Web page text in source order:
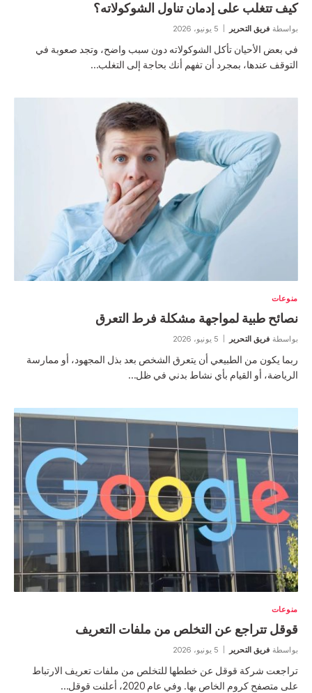
كيف تتغلب على إدمان تناول الشوكولاته؟
بواسطة فريق التحرير 5 يونيو، 2026
في بعض الأحيان تأكل الشوكولاته دون سبب واضح، وتجد صعوبة في
التوقف عندها، بمجرد أن تفهم أنك بحاجة إلى التغلب…
منوعات
نصائح طبية لمواجهة مشكلة فرط التعرق
بواسطة فريق التحرير 5 يونيو، 2026
ربما يكون من الطبيعي أن يتعرق الشخص بعد بذل المجهود، أو ممارسة
الرياضة، أو القيام بأي نشاط بدني في ظل…
منوعات
قوقل تتراجع عن التخلص من ملفات التعريف
بواسطة فريق التحرير 5 يونيو، 2026
تراجعت شركة قوقل عن خططها للتخلص من ملفات تعريف الارتباط
على متصفح كروم الخاص بها. وفي عام 2020، أعلنت قوقل…